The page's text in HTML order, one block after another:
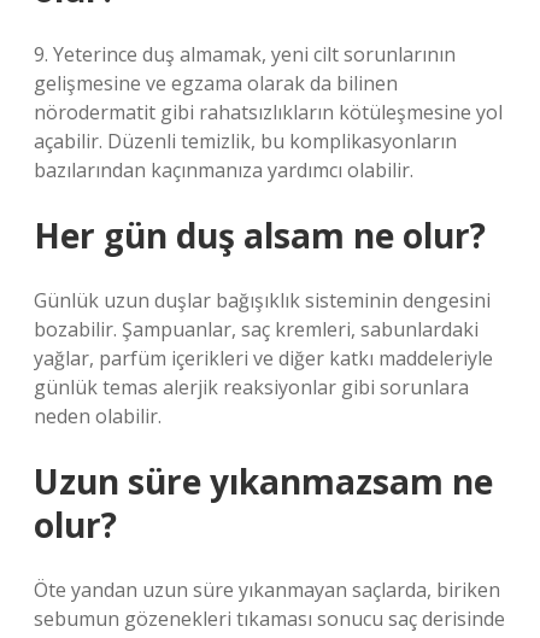
9. Yeterince duş almamak, yeni cilt sorunlarının
gelişmesine ve egzama olarak da bilinen
nörodermatit gibi rahatsızlıkların kötüleşmesine yol
açabilir. Düzenli temizlik, bu komplikasyonların
bazılarından kaçınmanıza yardımcı olabilir.
Her gün duş alsam ne olur?
Günlük uzun duşlar bağışıklık sisteminin dengesini
bozabilir. Şampuanlar, saç kremleri, sabunlardaki
yağlar, parfüm içerikleri ve diğer katkı maddeleriyle
günlük temas alerjik reaksiyonlar gibi sorunlara
neden olabilir.
Uzun süre yıkanmazsam ne
olur?
Öte yandan uzun süre yıkanmayan saçlarda, biriken
sebumun gözenekleri tıkaması sonucu saç derisinde